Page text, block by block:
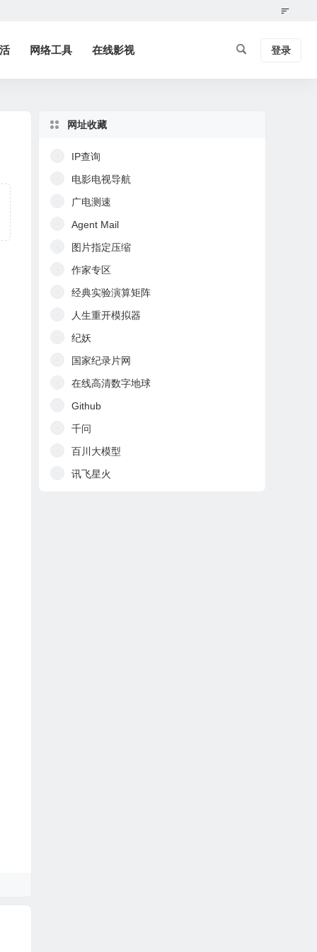
网络工具 在线影视 登录
网址收藏
IP查询
电影电视导航
广电测速
Agent Mail
图片指定压缩
作家专区
经典实验演算矩阵
人生重开模拟器
纪妖
国家纪录片网
在线高清数字地球
Github
千问
百川大模型
讯飞星火